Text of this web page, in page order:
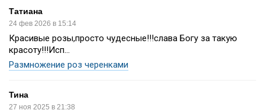
Татиана
24 фев 2026 в 15:14
Красивые розы,просто чудесные!!!слава Богу за такую
красоту!!!Исп...
Размножение роз черенками
Тина
27 ноя 2025 в 21:38